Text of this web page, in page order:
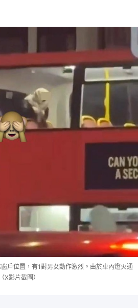
戶位置，有1對男女動作激烈。由於車內燈火通
X影片截圖）